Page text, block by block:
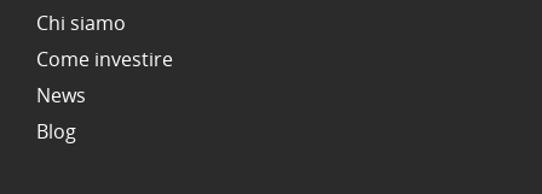
Chi siamo
Come investire
News
Blog